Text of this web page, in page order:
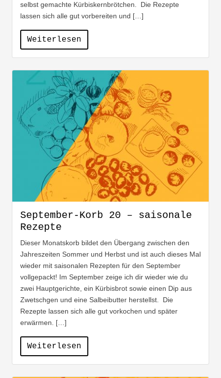
selbst gemachte Kürbiskernbrötchen. Die Rezepte
lassen sich alle gut vorbereiten und […]
Weiterlesen
September-Korb 20 – saisonale
Rezepte
Dieser Monatskorb bildet den Übergang zwischen den
Jahreszeiten Sommer und Herbst und ist auch dieses Mal
wieder mit saisonalen Rezepten für den September
vollgepackt! Im September zeige ich dir wieder wie du
zwei Hauptgerichte, ein Kürbisbrot sowie einen Dip aus
Zwetschgen und eine Salbeibutter herstellst. Die
Rezepte lassen sich alle gut vorkochen und später
erwärmen. […]
Weiterlesen